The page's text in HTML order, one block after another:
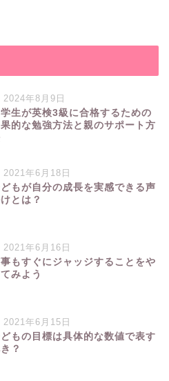
2024年8月9日
生が英検3級に合格するための
的な勉強方法と親のサポート方
2021年6月18日
もが自分の成長を実感できる声
とは？
2021年6月16日
もすぐにジャッジすることをや
みよう
2021年6月15日
もの目標は具体的な数値で表す
？